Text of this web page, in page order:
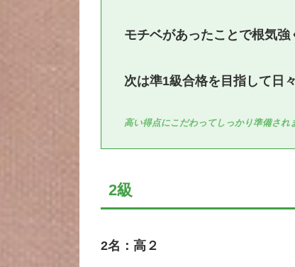
モチベがあったことで根気強
次は準1級合格を目指して日
高い得点にこだわってしっかり準備され
2級
2名：高２